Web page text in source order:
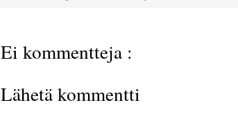
Ei kommentteja :
Lähetä kommentti